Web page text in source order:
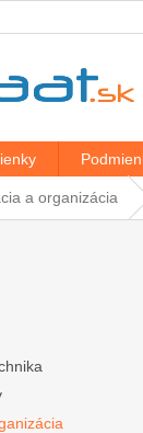
a organizácia